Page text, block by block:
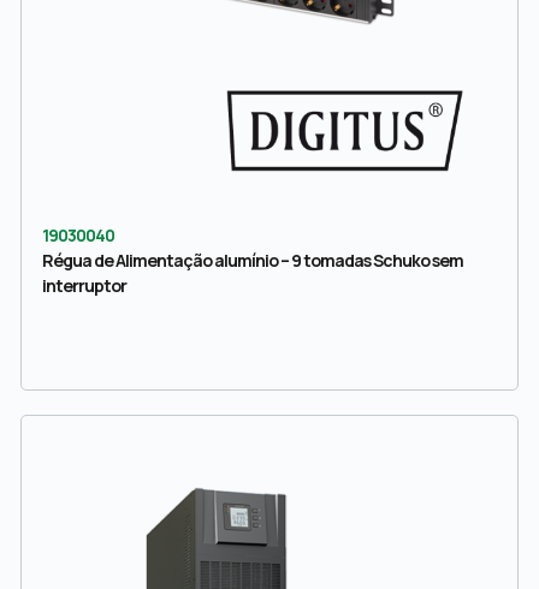
19030040
Régua de Alimentação alumínio – 9 tomadas Schuko sem
interruptor